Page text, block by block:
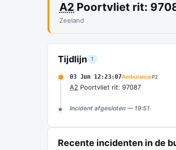
A2 Poortvliet rit:
Zeeland
Tijdlijn 1
03 Jun 12:23:07AmbulanceP2
A2 Poortvliet rit: 97087
Incident afgesloten — 19:51
Recente incidenten in de